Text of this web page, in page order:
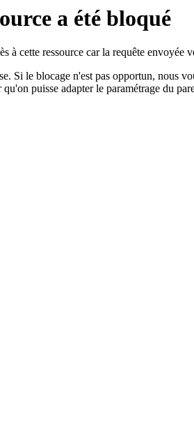
a été bloqué
cette ressource car la requête envoyée
Si le blocage n'est pas opportun, nous
puisse adapter le paramétrage du